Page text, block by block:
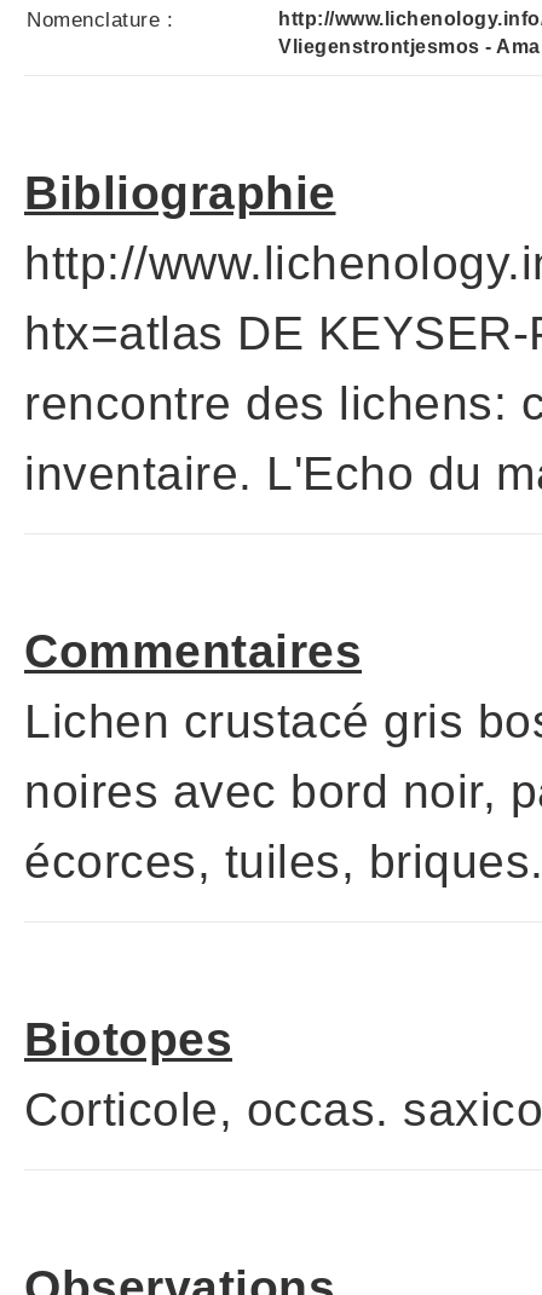
Nomenclature :
http://
Vliegenstrontjesmos -
Bibliographie
http://
htx=atlas DE
rencontre des lichens:
inventaire. L'Echo du
Commentaires
Lichen crustacé gris
noires avec bord noir,
écorces, tuiles,
Biotopes
Corticole, occas.